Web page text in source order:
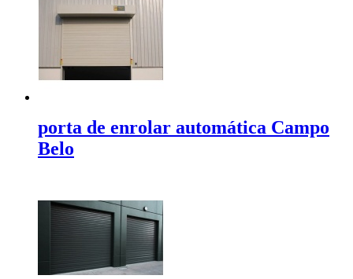
porta de enrolar automática Campo
Belo